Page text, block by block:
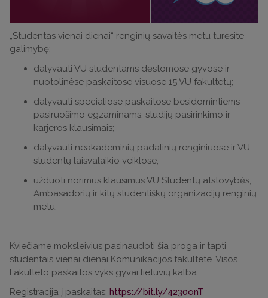
„Studentas vienai dienai“ renginių savaitės metu turėsite
galimybę:
dalyvauti VU studentams dėstomose gyvose ir
nuotolinėse paskaitose visuose 15 VU fakultetų;
dalyvauti specialiose paskaitose besidomintiems
pasiruošimo egzaminams, studijų pasirinkimo ir
karjeros klausimais;
dalyvauti neakademinių padalinių renginiuose ir VU
studentų laisvalaikio veiklose;
užduoti norimus klausimus VU Studentų atstovybės,
Ambasadorių ir kitų studentiškų organizacijų renginių
metu.
Kviečiame moksleivius pasinaudoti šia proga ir tapti
studentais vienai dienai Komunikacijos fakultete. Visos
Fakulteto paskaitos vyks gyvai lietuvių kalba.
Registracija į paskaitas: https://bit.ly/4230onT